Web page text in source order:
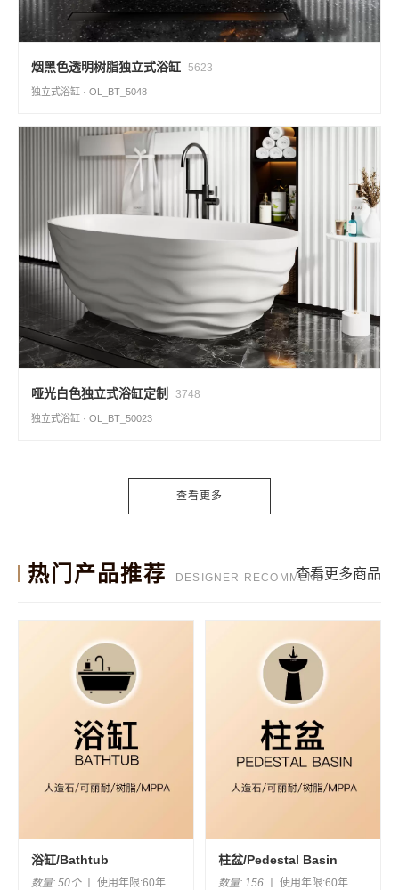
烟黑色透明树脂独立式浴缸 5623
独立式浴缸 · OL_BT_5048
哑光白色独立式浴缸定制 3748
独立式浴缸 · OL_BT_50023
查看更多
热门产品推荐 DESIGNER RECOMMEND查看更多商品
浴缸/Bathtub
数量: 50个丨 使用年限:60年
柱盆/Pedestal Basin
数量: 156 使用年限:60年